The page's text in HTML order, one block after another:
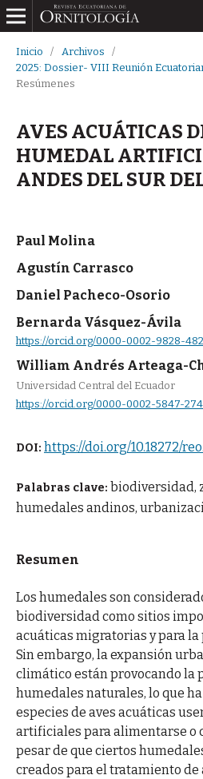
Inicio / Archivos
/
2025: Dossier- VIII Reunión
Resúmenes
AVES ACUÁTICAS
HUMEDAL
ANDES DEL SUR
Paul Molina
Agustín Carrasco
Daniel Pacheco-Osorio
Bernarda Vásquez-Ávila
https://orcid.org/0000-0002-9828-
William Andrés Arteaga-
Universidad Central del Ecuador
https://orcid.org/0000-0002-5847-
DOI: https://doi.org/10.18272/
Palabras clave: biodiversidad,
humedales andinos,
Resumen
Los humedales son
biodiversidad como sitios
acuáticas migratorias y para
Sin embargo, la expansión
climático están provocando la
humedales naturales, lo que
especies de aves acuáticas
artificiales para alimentarse o
pesar de que ciertos
creados para el tratamiento de